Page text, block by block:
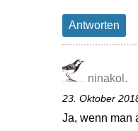
Antworten
ninakol.
23. Oktober
Ja, wenn man